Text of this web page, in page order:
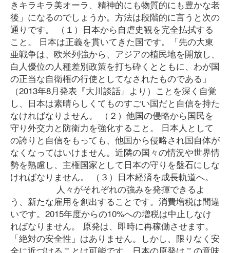
きキラキラ美オーラ、精神的にも物質的にも豊かな老
後」になるのでしょうか。方法は段階的に言うと次の
通りです。 （１）日本から自虐史観を完全払拭する
こと。 日本は正義を貫いてきた国です。「先の大東
亜戦争は、欧米列強から、アジアの植民地を開放し、
白人優位の人種差別政策を打ち砕くとともに、わが国
の正当な自衛権の行使としてなされたものである」
（2013年8月発表『大川談話』より）ことを深く自覚
し、日本は素晴らしくてものすごい国だと自信を持た
なければなりません。 （２）他国の侵略から国民を
守り外交力と防衛力を強化すること。 日本人として
の誇りと自信をもっても、他国から侵略され国自体が
なくなってはいけません。近隣の国々の情況や世界情
勢を熟慮し、主権国家として日本の守りを盤石にしな
ければなりません。 （３）日本経済を成長軌道へ。
人々がそれぞれの強みを発揮できるよ
う、新たな雇用を創出することです。消費増税は間違
いです。2015年度からの10%への増税は中止しなけ
ればなりません。 原発は、即時に再稼働させます。
「絶対の安全性」はありません。しかし、限りなく安
全に近づけることは可能です。日本の原発はこの意味